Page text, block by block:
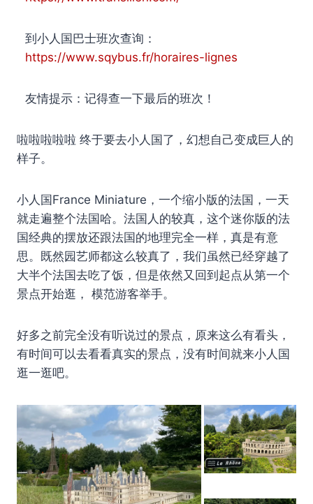
到小人国巴士班次查询：
https://www.sqybus.fr/horaires-lignes
友情提示：记得查一下最后的班次！
啦啦啦啦啦 终于要去小人国了，幻想自己变成巨人的
样子。
小人国France Miniature，一个缩小版的法国，一天
就走遍整个法国哈。法国人的较真，这个迷你版的法
国经典的摆放还跟法国的地理完全一样，真是有意
思。既然园艺师都这么较真了，我们虽然已经穿越了
大半个法国去吃了饭，但是依然又回到起点从第一个
景点开始逛， 模范游客举手。
好多之前完全没有听说过的景点，原来这么有看头，
有时间可以去看看真实的景点，没有时间就来小人国
逛一逛吧。